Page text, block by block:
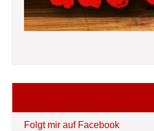
Folgt mir auf Facebook